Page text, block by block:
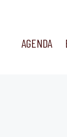
AGENDA